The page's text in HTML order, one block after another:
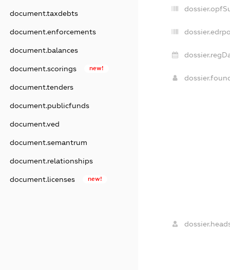
document.taxdebts
document.enforcements
document.balances
document.scorings new!
document.tenders
document.publicfunds
document.ved
document.semantrum
document.relationships
document.licenses new!